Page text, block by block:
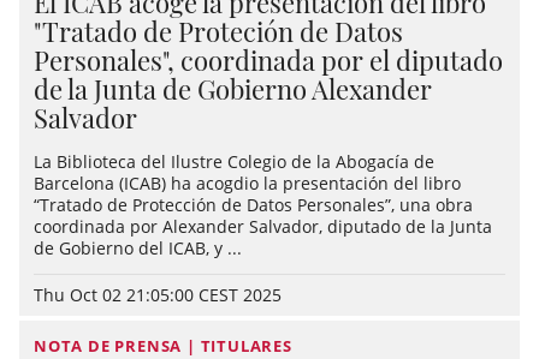
"Tratado de Proteción de Datos
Personales", coordinada por el diputado
de la Junta de Gobierno Alexander
Salvador
La Biblioteca del Ilustre Colegio de la Abogacía de
Barcelona (ICAB) ha acogdio la presentación del libro
“Tratado de Protección de Datos Personales”, una obra
coordinada por Alexander Salvador, diputado de la Junta
de Gobierno del ICAB, y ...
Thu Oct 02 21:05:00 CEST 2025
NOTA DE PRENSA | TITULARES